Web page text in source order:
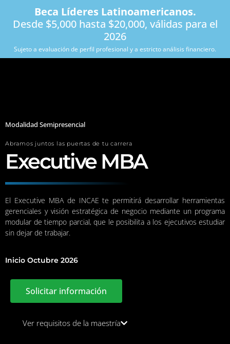
Beca Líderes Latinoamericanos.
Desde $5,000 hasta $20,000, válidas para el
2026
Sujeto a evaluación de perfil profesional y a estricto análisis financiero.
Modalidad Semipresencial
Abramos juntos las puertas de tu carrera
Executive MBA
El Executive MBA de INCAE te permitirá desarrollar herramientas
gerenciales y visión estratégica de negocio mediante un programa
modular de tiempo parcial, que le posibilita a los ejecutivos estudiar
sin dejar de trabajar.
Inicio Octubre 2026
Solicitar información
Ver requisitos de la maestría